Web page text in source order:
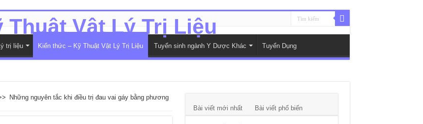
trị liệu Kiến thức – Kỹ Thuật Vật Lý Trị Liệu Tuyển sinh ngành Y Dược Khác Tuyển Dụng
Những nguyên tắc khi điều trị đau vai gáy bằng phương
Bài viết mới nhất Bài viết phổ biến